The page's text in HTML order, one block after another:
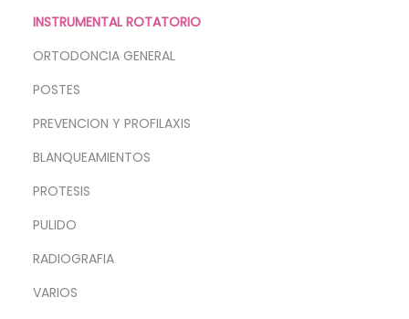
INSTRUMENTAL ROTATORIO
ORTODONCIA GENERAL
POSTES
PREVENCION Y PROFILAXIS
BLANQUEAMIENTOS
PROTESIS
PULIDO
RADIOGRAFIA
VARIOS